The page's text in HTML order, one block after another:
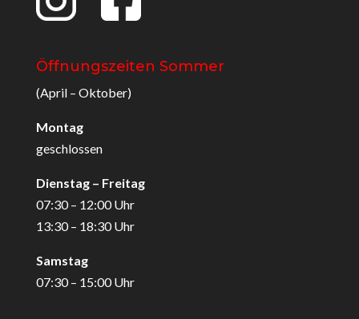
Öffnungszeiten Sommer
(April – Oktober)
Montag
geschlossen
Dienstag – Freitag
07:30 – 12:00 Uhr
13:30 – 18:30 Uhr
Samstag
07:30 – 15:00 Uhr